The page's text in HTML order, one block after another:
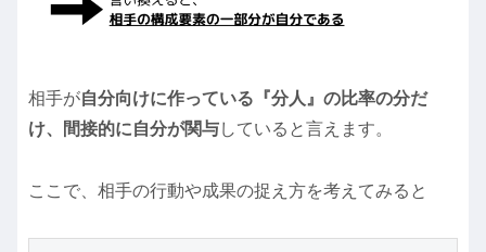
相手が自分向けに作っている『分人』の比率の分だ
け、間接的に自分が関与していると言えます。
ここで、相手の行動や成果の捉え方を考えてみると